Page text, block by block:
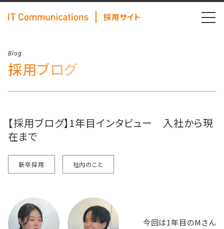
採用サイト
Blog
採用ブログ
【採用ブログ】1年目インタビュー 入社から現
在まで
新卒採用 社内のこと
今回は1年目のMさん